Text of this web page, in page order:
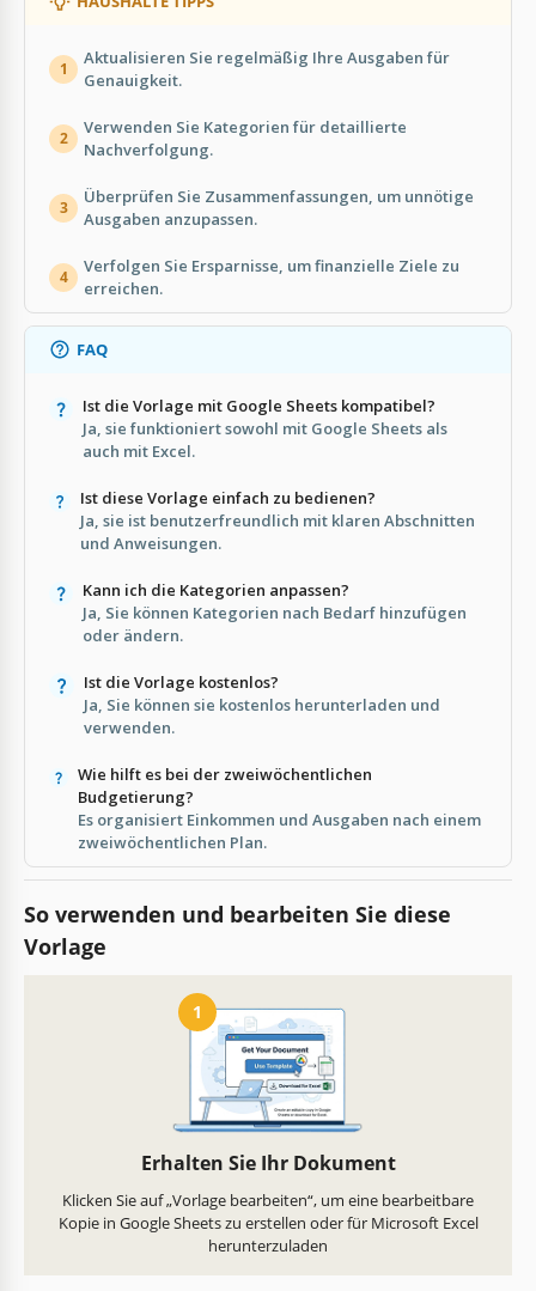
1
Aktualisieren Sie regelmäßig Ihre Ausgaben für
Genauigkeit.
2
Verwenden Sie Kategorien für detaillierte
Nachverfolgung.
3
Überprüfen Sie Zusammenfassungen, um unnötige
Ausgaben anzupassen.
4
Verfolgen Sie Ersparnisse, um finanzielle Ziele zu
erreichen.
FAQ
Ist die Vorlage mit Google Sheets kompatibel?
Ja, sie funktioniert sowohl mit Google Sheets als
auch mit Excel.
Ist diese Vorlage einfach zu bedienen?
Ja, sie ist benutzerfreundlich mit klaren Abschnitten
und Anweisungen.
Kann ich die Kategorien anpassen?
Ja, Sie können Kategorien nach Bedarf hinzufügen
oder ändern.
Ist die Vorlage kostenlos?
Ja, Sie können sie kostenlos herunterladen und
verwenden.
Wie hilft es bei der zweiwöchentlichen
Budgetierung?
Es organisiert Einkommen und Ausgaben nach einem
zweiwöchentlichen Plan.
So verwenden und bearbeiten Sie diese
Vorlage
1
Erhalten Sie Ihr Dokument
Klicken Sie auf „Vorlage bearbeiten“, um eine bearbeitbare
Kopie in Google Sheets zu erstellen oder für Microsoft Excel
herunterzuladen